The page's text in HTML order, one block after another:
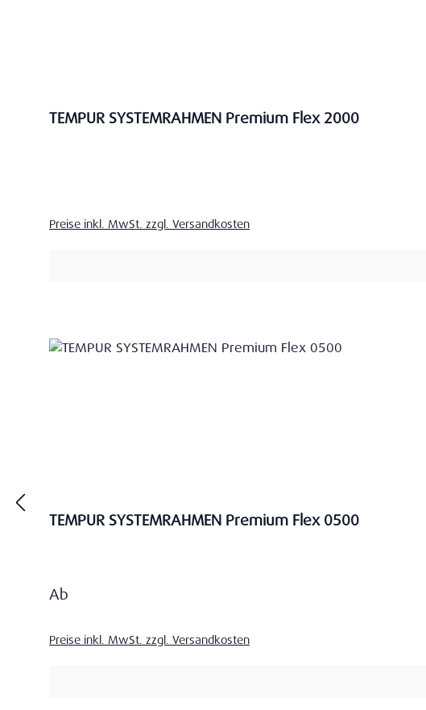
TEMPUR SYSTEMRAHMEN Premium Flex 2000
Preise inkl. MwSt. zzgl. Versandkosten
TEMPUR SYSTEMRAHMEN Premium Flex 0500
Regulärer Preis:
Ab
Preise inkl. MwSt. zzgl. Versandkosten